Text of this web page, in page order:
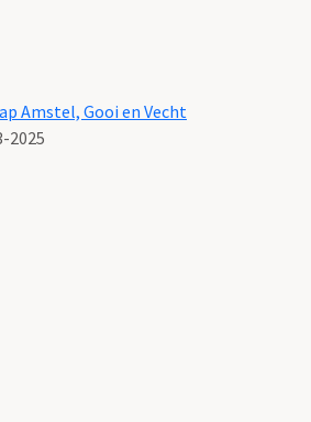
Amstel, Gooi en Vecht
2025